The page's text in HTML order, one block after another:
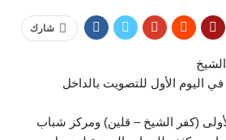
شارك
اليوم الأول للتصويت بالداخل
(كفر الشيخ – قلين) ومركز شباب